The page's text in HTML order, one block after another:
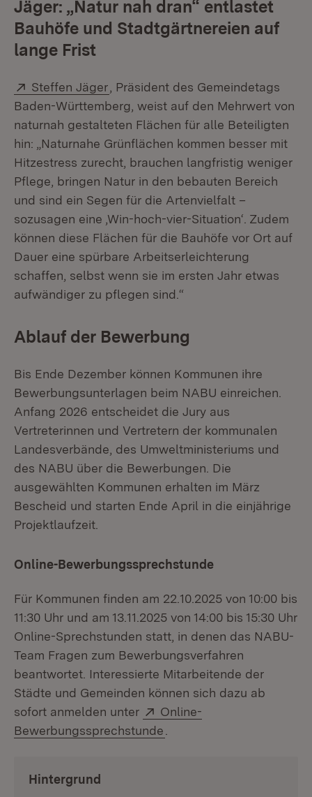
Jäger: „Natur nah dran“ entlastet
Bauhöfe und Stadtgärtnereien auf
lange Frist
Extern:
Steffen Jäger (Öffnet in neuem Fenster)
, Präsident des Gemeindetags
Baden-Württemberg, weist auf den Mehrwert von
naturnah gestalteten Flächen für alle Beteiligten
hin: „Naturnahe Grünflächen kommen besser mit
Hitzestress zurecht, brauchen langfristig weniger
Pflege, bringen Natur in den bebauten Bereich
und sind ein Segen für die Artenvielfalt –
sozusagen eine ‚Win-hoch-vier-Situation‘. Zudem
können diese Flächen für die Bauhöfe vor Ort auf
Dauer eine spürbare Arbeitserleichterung
schaffen, selbst wenn sie im ersten Jahr etwas
aufwändiger zu pflegen sind.“
Ablauf der Bewerbung
Bis Ende Dezember können Kommunen ihre
Bewerbungsunterlagen beim NABU einreichen.
Anfang 2026 entscheidet die Jury aus
Vertreterinnen und Vertretern der kommunalen
Landesverbände, des Umweltministeriums und
des NABU über die Bewerbungen. Die
ausgewählten Kommunen erhalten im März
Bescheid und starten Ende April in die einjährige
Projektlaufzeit.
Online-Bewerbungssprechstunde
Für Kommunen finden am 22.10.2025 von 10:00 bis
11:30 Uhr und am 13.11.2025 von 14:00 bis 15:30 Uhr
Online-Sprechstunden statt, in denen das NABU-
Team Fragen zum Bewerbungsverfahren
beantwortet. Interessierte Mitarbeitende der
Städte und Gemeinden können sich dazu ab
sofort anmelden unter
Extern:
Online-
Bewerbungssprechstunde
Hintergrund